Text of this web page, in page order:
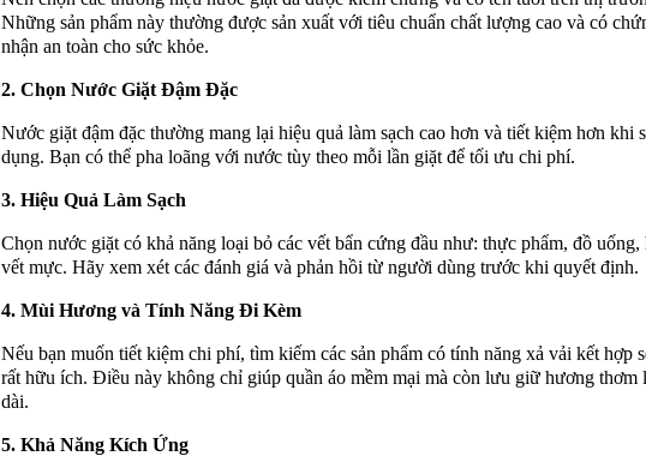
Những sản phẩm này thường được sản xuất với tiêu chuẩn chất lượng cao và có
nhận an toàn cho sức khỏe.
2. Chọn Nước Giặt Đậm Đặc
Nước giặt đậm đặc thường mang lại hiệu quả làm sạch cao hơn và tiết kiệm hơn khi
dụng. Bạn có thể pha loãng với nước tùy theo mỗi lần giặt để tối ưu chi phí.
3. Hiệu Quả Làm Sạch
Chọn nước giặt có khả năng loại bỏ các vết bẩn cứng đầu như: thực phẩm, đồ uống,
vết mực. Hãy xem xét các đánh giá và phản hồi từ người dùng trước khi quyết định.
4. Mùi Hương và Tính Năng Đi Kèm
Nếu bạn muốn tiết kiệm chi phí, tìm kiếm các sản phẩm có tính năng xả vải kết hợp
rất hữu ích. Điều này không chỉ giúp quần áo mềm mại mà còn lưu giữ hương thơm
dài.
5. Khả Năng Kích Ứng